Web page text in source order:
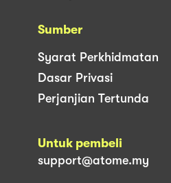
Sumber
Syarat Perkhidmatan
Dasar Privasi
Perjanjian Tertunda
Untuk pembeli
support@atome.my